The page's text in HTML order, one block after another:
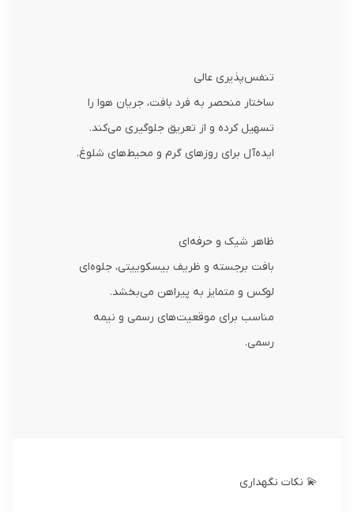
تنفس‌پذیری عالی
ساختار منحصر به فرد بافت، جریان هوا را
تسهیل کرده و از تعریق جلوگیری می‌کند.
ایده‌آل برای روزهای گرم و محیط‌های شلوغ.
ظاهر شیک و حرفه‌ای
بافت برجسته و ظریف بیسکوییتی، جلوه‌ای
لوکس و متمایز به پیراهن می‌بخشد.
مناسب برای موقعیت‌های رسمی و نیمه
رسمی.
💫 نکات نگهداری